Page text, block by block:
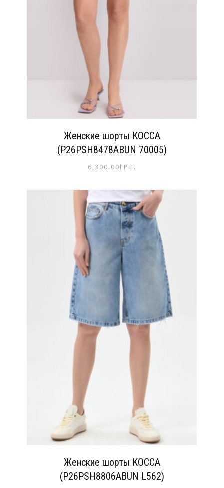
Женские шорты KOCCA
(P26PSH8478ABUN 70005)
6,300.00ГРН.
Женские шорты KOCCA
(P26PSH8806ABUN L562)